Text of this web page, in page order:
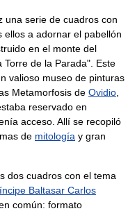
una serie de cuadros con
ellos a adornar el pabellón
en el monte del
de la Parada". Este
valioso museo de pinturas
Metamorfosis de Ovidio
reservado en
acceso. Allí se recopiló
de mitología y gran
dos cuadros con el tema
Baltasar Carlos
común: formato